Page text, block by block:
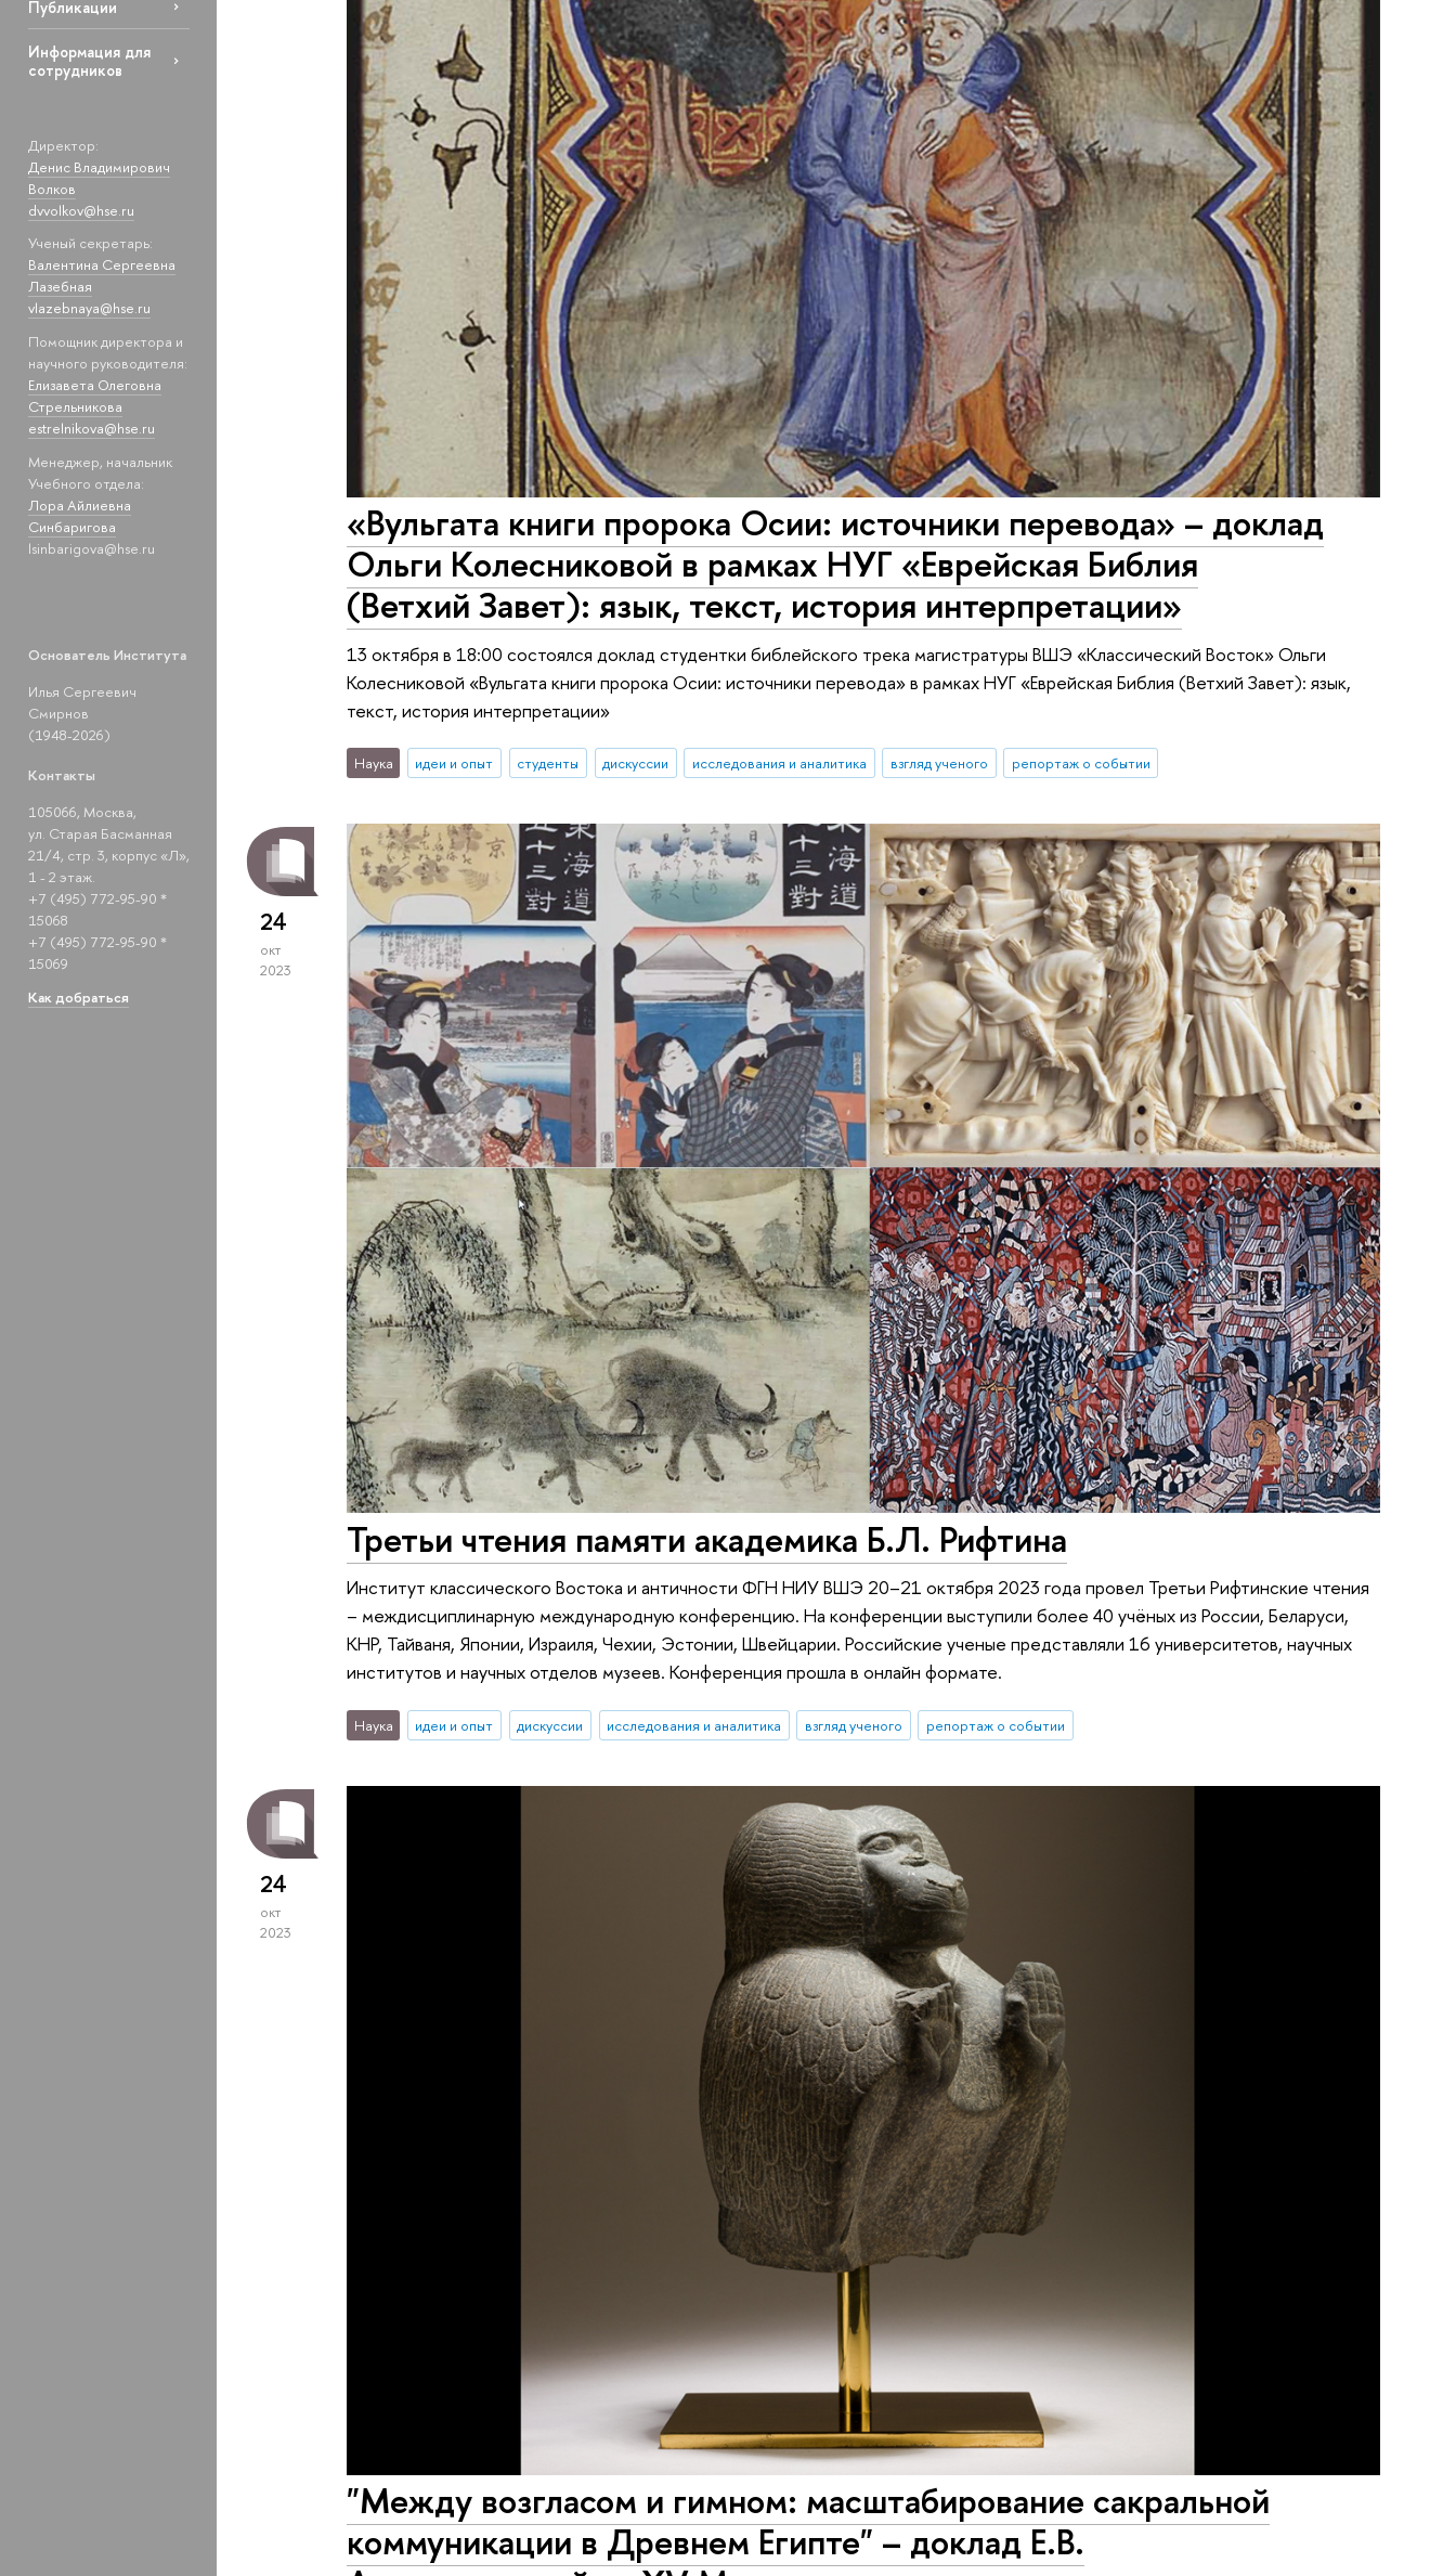
Публикации
Информация для
сотрудников
Директор:
Денис Владимирович
Волков
dvvolkov@hse.ru
Ученый секретарь:
Валентина Сергеевна
Лазебная
vlazebnaya@hse.ru
Помощник директора и
научного руководителя:
Елизавета Олеговна
Стрельникова
estrelnikova@hse.ru
Менеджер, начальник
Учебного отдела:
Лора Айлиевна
Синбаригова
lsinbarigova@hse.ru
Основатель Института
Илья Сергеевич
Смирнов
(1948-2026)
Контакты
105066, Москва,
ул. Старая Басманная
21/4, стр. 3, корпус «Л»,
1 - 2 этаж.
+7 (495) 772-95-90 *
15068
+7 (495) 772-95-90 *
15069
Как добраться
«Вульгата книги пророка Осии: источники перевода» – доклад
Ольги Колесниковой в рамках НУГ «Еврейская Библия
(Ветхий Завет): язык, текст, история интерпретации»
13 октября в 18:00 состоялся доклад студентки библейского трека магистратуры ВШЭ «Классический Восток» Ольги
Колесниковой «Вульгата книги пророка Осии: источники перевода» в рамках НУГ «Еврейская Библия (Ветхий Завет): язык,
текст, история интерпретации»
Наука идеи и опыт студенты дискуссии исследования и аналитика взгляд ученого репортаж о событии
24
окт
2023
Третьи чтения памяти академика Б.Л. Рифтина
Институт классического Востока и античности ФГН НИУ ВШЭ 20–21 октября 2023 года провел Третьи Рифтинские чтения
– междисциплинарную международную конференцию. На конференции выступили более 40 учёных из России, Беларуси,
КНР, Тайваня, Японии, Израиля, Чехии, Эстонии, Швейцарии. Российские ученые представляли 16 университетов, научных
институтов и научных отделов музеев. Конференция прошла в онлайн формате.
Наука идеи и опыт дискуссии исследования и аналитика взгляд ученого репортаж о событии
24
окт
2023
"Между возгласом и гимном: масштабирование сакральной
коммуникации в Древнем Египте" – доклад Е.В.